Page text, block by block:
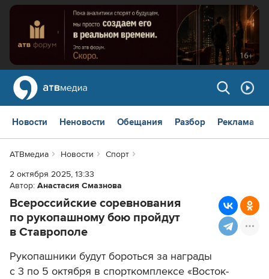
Новости Неновости Обещания Разбор Реклама
АТВмедиа Новости
Спорт
2 октября 2025, 13:33
Автор: Анастасия Смазнова
Всероссийские соревнования
по рукопашному бою пройдут
в Ставрополе
Рукопашники будут бороться за награды
с 3 по 5 октября в спорткомплексе «Восток-